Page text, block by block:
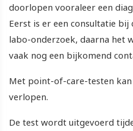
doorlopen vooraleer een
Eerst is er een consultatie bij
labo-onderzoek, daarna het
vaak nog een bijkomend
Met point-of-care-testen
verlopen.
De test wordt uitgevoerd